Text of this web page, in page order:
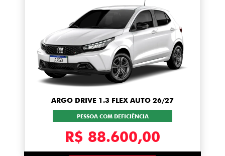
ARGO DRIVE 1.3 FLEX AUTO 26/27
PESSOA COM DEFICIÊNCIA
R$ 88.600,00